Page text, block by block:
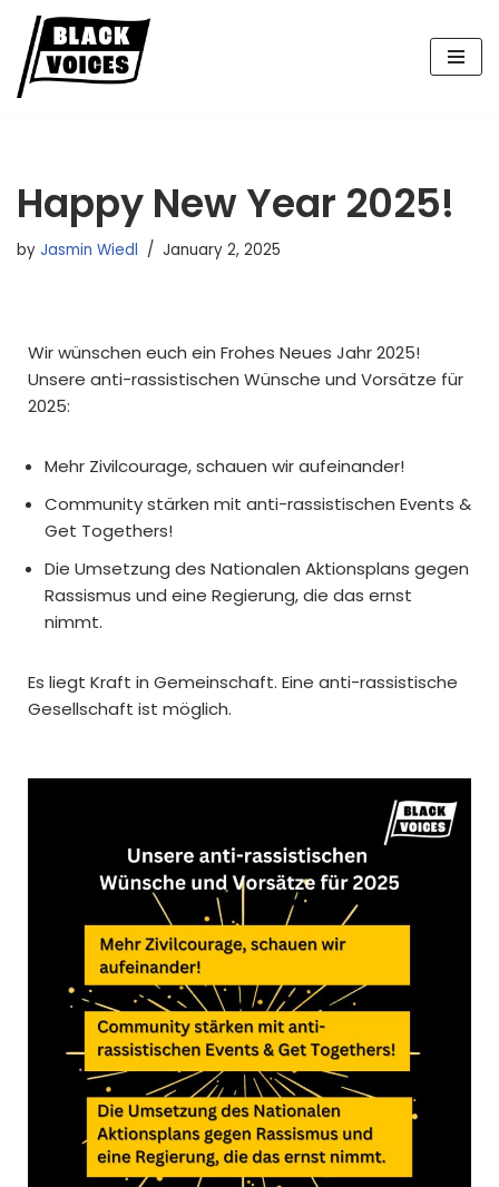
Skip
to
Happy New Year 2025!
by Jasmin Wiedl January 2, 2025
Wir wünschen euch ein Frohes Neues Jahr 2025!
Unsere anti-rassistischen Wünsche und Vorsätze für
2025:
Mehr Zivilcourage, schauen wir aufeinander!
Community stärken mit anti-rassistischen Events &
Get Togethers!
Die Umsetzung des Nationalen Aktionsplans gegen
Rassismus und eine Regierung, die das ernst
nimmt.
Es liegt Kraft in Gemeinschaft. Eine anti-rassistische
Gesellschaft ist möglich.